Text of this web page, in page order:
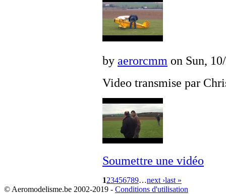
by aerorcmm on Sun,
Video transmise par
Soumettre une vidéo
123456789…next ›last »
© Aeromodelisme.be 2002-2019 - Conditions d'utilisation